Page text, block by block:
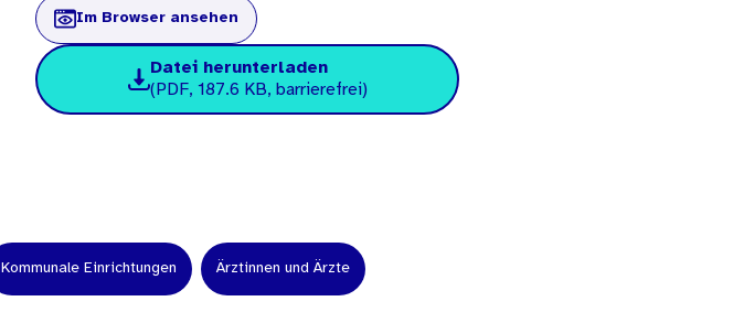
Im Browser ansehen
Datei herunterladen
(PDF, 187.6 KB, barrierefrei)
Kommunale Einrichtungen Ärztinnen und Ärzte